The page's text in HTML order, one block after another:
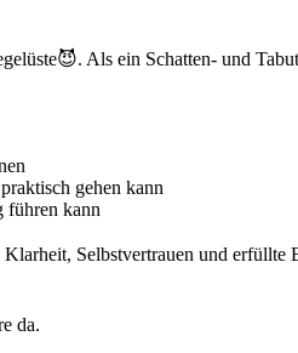
Als ein Schatten- und
gehen kann
führen kann
Selbstvertrauen und
da.